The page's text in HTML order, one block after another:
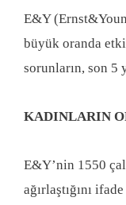
E&Y
büyük oranda
sorunların, son 5
KADINLARIN
E&Y’nin 1550
ağırlaştığını